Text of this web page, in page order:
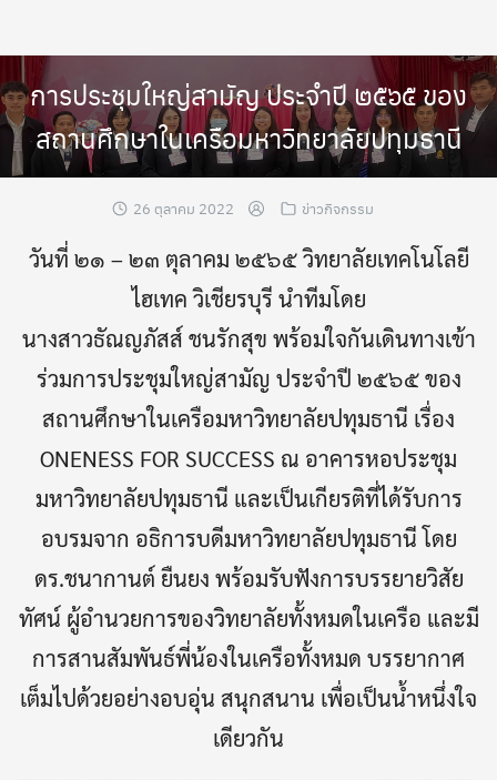
content
การประชุมใหญ่สามัญ ประจำปี ๒๕๖๕ ของ
สถานศึกษาในเครือมหาวิทยาลัยปทุมธานี
26 ตุลาคม 2022 ข่าวกิจกรรม
วันที่ ๒๑ – ๒๓ ตุลาคม ๒๕๖๕ วิทยาลัยเทคโนโลยี
ไฮเทค วิเชียรบุรี นำทีมโดย
นางสาวธัณญภัสส์ ชนรักสุข พร้อมใจกันเดินทางเข้า
ร่วมการประชุมใหญ่สามัญ ประจำปี ๒๕๖๕ ของ
สถานศึกษาในเครือมหาวิทยาลัยปทุมธานี เรื่อง
ONENESS FOR SUCCESS ณ อาคารหอประชุม
มหาวิทยาลัยปทุมธานี และเป็นเกียรติที่ได้รับการ
อบรมจาก อธิการบดีมหาวิทยาลัยปทุมธานี โดย
ดร.ชนากานต์ ยืนยง พร้อมรับฟังการบรรยายวิสัย
ทัศน์ ผู้อำนวยการของวิทยาลัยทั้งหมดในเครือ และมี
การสานสัมพันธ์พี่น้องในเครือทั้งหมด บรรยากาศ
เต็มไปด้วยอย่างอบอุ่น สนุกสนาน เพื่อเป็นน้ำหนึ่งใจ
เดียวกัน